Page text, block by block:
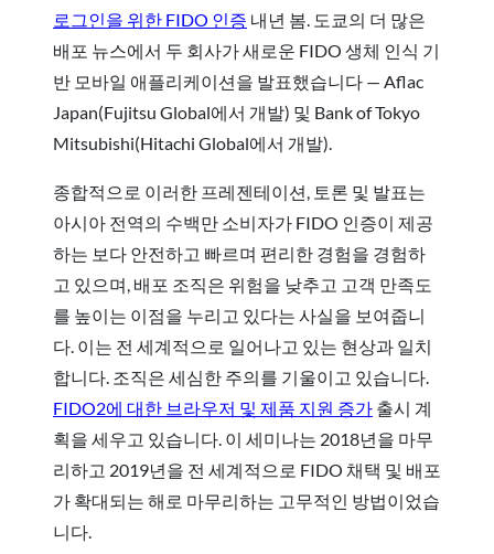
로그인을 위한 FIDO 인증 내년 봄. 도쿄의 더 많은
배포 뉴스에서 두 회사가 새로운 FIDO 생체 인식 기
반 모바일 애플리케이션을 발표했습니다 — Aflac
Japan(Fujitsu Global에서 개발) 및 Bank of Tokyo
Mitsubishi(Hitachi Global에서 개발).
종합적으로 이러한 프레젠테이션, 토론 및 발표는
아시아 전역의 수백만 소비자가 FIDO 인증이 제공
하는 보다 안전하고 빠르며 편리한 경험을 경험하
고 있으며, 배포 조직은 위험을 낮추고 고객 만족도
를 높이는 이점을 누리고 있다는 사실을 보여줍니
다. 이는 전 세계적으로 일어나고 있는 현상과 일치
합니다. 조직은 세심한 주의를 기울이고 있습니다.
FIDO2에 대한 브라우저 및 제품 지원 증가 출시 계
획을 세우고 있습니다. 이 세미나는 2018년을 마무
리하고 2019년을 전 세계적으로 FIDO 채택 및 배포
가 확대되는 해로 마무리하는 고무적인 방법이었습
니다.